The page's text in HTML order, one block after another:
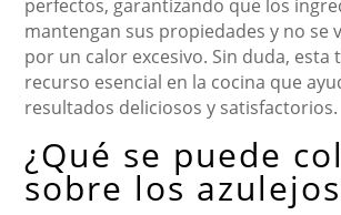
perfectos, garantizando que los
mantengan sus propiedades y no se
por un calor excesivo. Sin duda, esta
recurso esencial en la cocina que
resultados deliciosos y satisfactorios.
¿Qué se puede
sobre los